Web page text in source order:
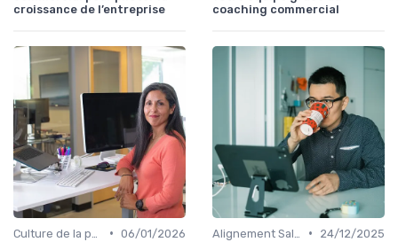
croissance de l’entreprise
coaching commercial
• 06/01/2026
•
24/12/2025